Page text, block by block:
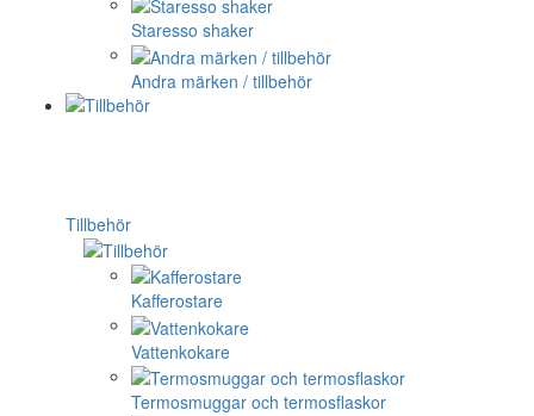
Staresso shaker
Andra märken / tillbehör
Tillbehör
Kafferostare
Vattenkokare
Termosmuggar och termosflaskor